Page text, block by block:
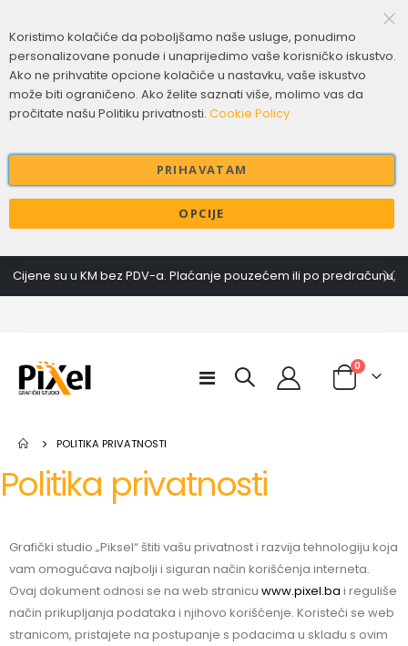
Koristimo kolačiće da poboljšamo naše usluge, ponudimo
personalizovane ponude i unaprijedimo vaše korisničko iskustvo.
Ako ne prihvatite opcione kolačiće u nastavku, vaše iskustvo
može biti ograničeno. Ako želite saznati više, molimo vas da
pročitate našu Politiku privatnosti. Cookie Policy
PRIHAVATAM
OPCIJE
Cijene su u KM bez PDV-a. Plaćanje pouzećem ili po predračunu.
Toggle
Cart
0items
POLITIKA PRIVATNOSTI
Politika privatnosti
Grafički studio „Piksel“ štiti vašu privatnost i razvija tehnologiju koja
vam omogućava najbolji i siguran način korišćenja interneta.
Ovaj dokument odnosi se na web stranicu www.pixel.ba i reguliše
način prikupljanja podataka i njihovo korišćenje. Koristeći se web
stranicom, pristajete na postupanje s podacima u skladu s ovim